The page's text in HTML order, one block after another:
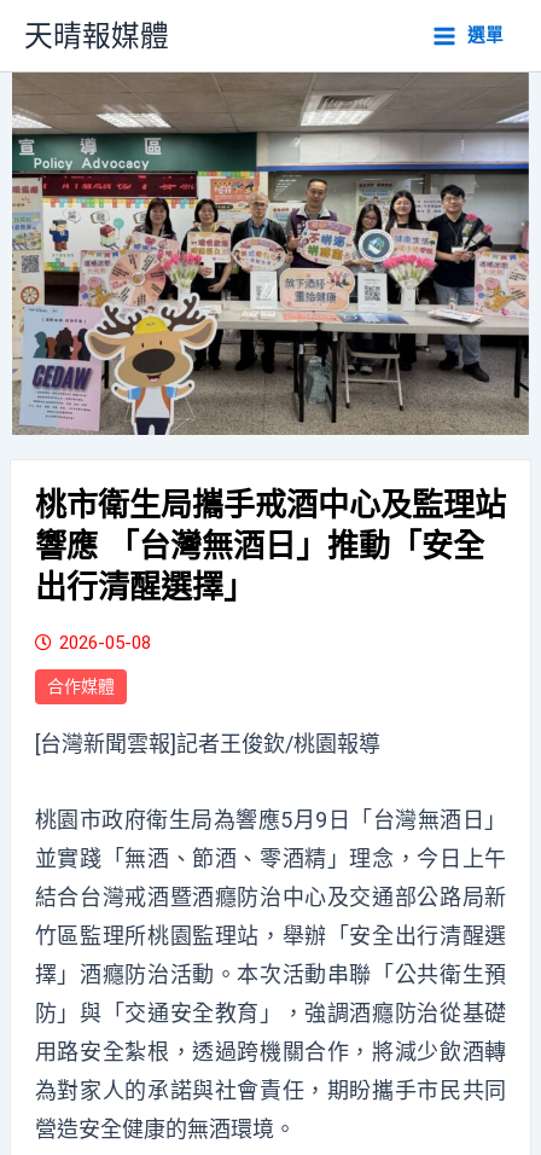
主
內
天晴報媒體 選單
桃市衛生局攜手戒酒中心及監理站
響應 「台灣無酒日」推動「安全
出行清醒選擇」
2026-05-08
合作媒體
[台灣新聞雲報]記者王俊欽/桃園報導
桃園市政府衛生局為響應5月9日「台灣無酒日」
並實踐「無酒、節酒、零酒精」理念，今日上午
結合台灣戒酒暨酒癮防治中心及交通部公路局新
竹區監理所桃園監理站，舉辦「安全出行清醒選
擇」酒癮防治活動。本次活動串聯「公共衛生預
防」與「交通安全教育」，強調酒癮防治從基礎
用路安全紮根，透過跨機關合作，將減少飲酒轉
為對家人的承諾與社會責任，期盼攜手市民共同
營造安全健康的無酒環境。